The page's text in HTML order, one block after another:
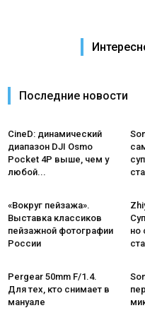
Последние новости
CineD: динамический
диапазон DJI Osmo
Pocket 4P выше, чем у
любой...
«Вокруг пейзажа».
Выставка классиков
пейзажной фотографии
России
но
Pergear 50mm F/1.4.
Для тех, кто снимает в
мануале